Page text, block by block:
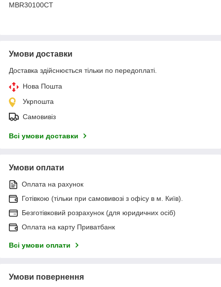
MBR30100CT
Умови доставки
Доставка здійснюється тільки по передоплаті.
Нова Пошта
Укрпошта
Самовивіз
Всі умови доставки
Умови оплати
Оплата на рахунок
Готівкою (тільки при самовивозі з офісу в м. Київ).
Безготівковий розрахунок (для юридичних осіб)
Оплата на карту Приватбанк
Всі умови оплати
Умови повернення